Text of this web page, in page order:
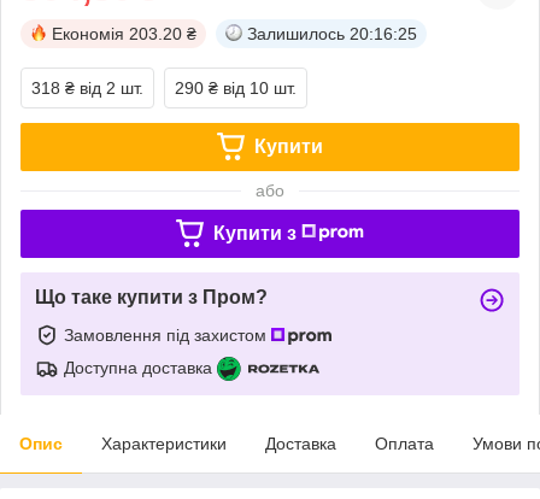
Економія 203.20 ₴ Залишилось 20:16:24
318 ₴ від 2 шт. 290 ₴ від 10 шт.
Купити
або
Купити з
Що таке купити з Пром?
Замовлення під захистом
Доступна доставка
Опис Характеристики Доставка Оплата Умови